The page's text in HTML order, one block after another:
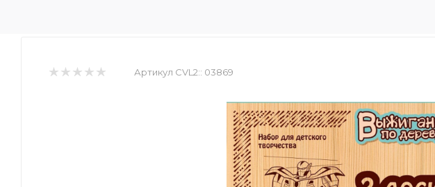
Артикул CVL2:: 03869